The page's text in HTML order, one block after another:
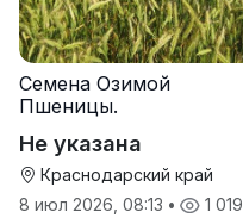
Семена Озимой
Пшеницы.
Не указана
Краснодарский край
8 июл 2026, 08:13 • 1 019